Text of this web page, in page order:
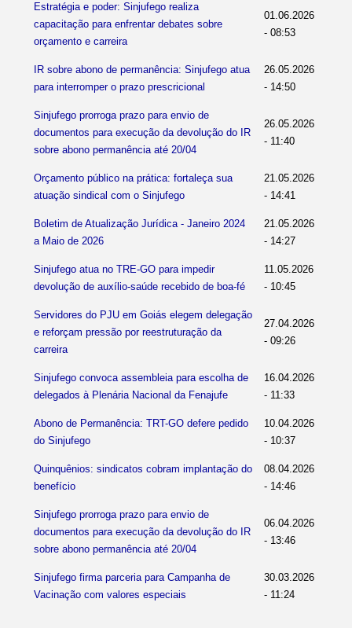
Estratégia e poder: Sinjufego realiza
capacitação para enfrentar debates sobre
orçamento e carreira
01.06.2026
- 08:53
IR sobre abono de permanência: Sinjufego atua
para interromper o prazo prescricional
26.05.2026
- 14:50
Sinjufego prorroga prazo para envio de
documentos para execução da devolução do IR
sobre abono permanência até 20/04
26.05.2026
- 11:40
Orçamento público na prática: fortaleça sua
atuação sindical com o Sinjufego
21.05.2026
- 14:41
Boletim de Atualização Jurídica - Janeiro 2024
a Maio de 2026
21.05.2026
- 14:27
Sinjufego atua no TRE-GO para impedir
devolução de auxílio-saúde recebido de boa-fé
11.05.2026
- 10:45
Servidores do PJU em Goiás elegem delegação
e reforçam pressão por reestruturação da
carreira
27.04.2026
- 09:26
Sinjufego convoca assembleia para escolha de
delegados à Plenária Nacional da Fenajufe
16.04.2026
- 11:33
Abono de Permanência: TRT-GO defere pedido
do Sinjufego
10.04.2026
- 10:37
Quinquênios: sindicatos cobram implantação do
benefício
08.04.2026
- 14:46
Sinjufego prorroga prazo para envio de
documentos para execução da devolução do IR
sobre abono permanência até 20/04
06.04.2026
- 13:46
Sinjufego firma parceria para Campanha de
Vacinação com valores especiais
30.03.2026
- 11:24